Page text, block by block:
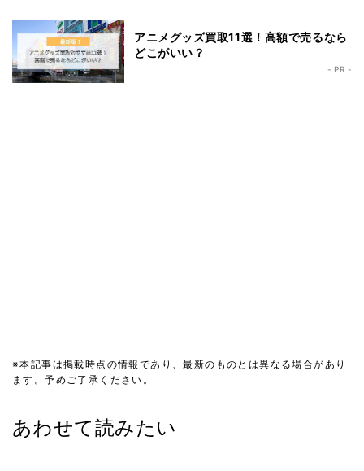
アニメグッズ買取11選！高額で売るなら
どこがいい？
- PR -
※本記事は掲載時点の情報であり、最新のものとは異なる場合があり
ます。予めご了承ください。
あわせて読みたい